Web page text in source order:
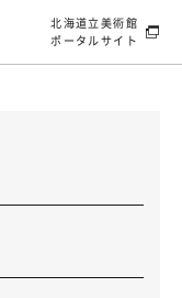
北海道立美術館
ポータルサイト